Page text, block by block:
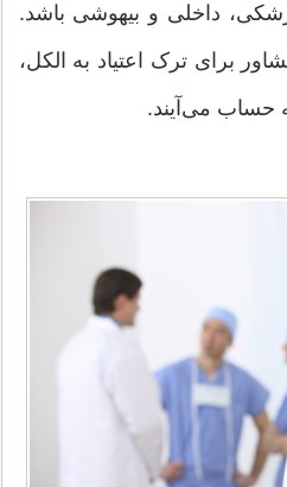
داخلی و بیهوشی باشد.
برای ترک اعتیاد به الکل،
حساب می‌آیند.